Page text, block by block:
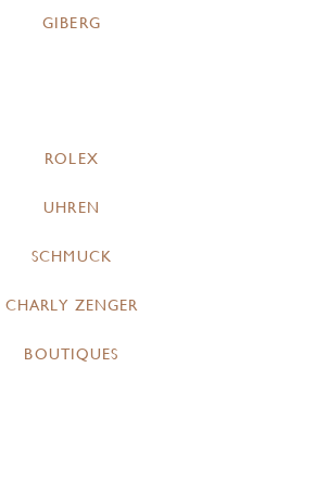
GIBERG
ROLEX
UHREN
SCHMUCK
CHARLY ZENGER
BOUTIQUES